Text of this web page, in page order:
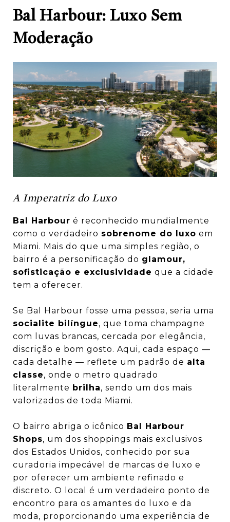
Bal Harbour: Luxo Sem
Moderação
A Imperatriz do Luxo
Bal Harbour é reconhecido mundialmente
como o verdadeiro sobrenome do luxo em
Miami. Mais do que uma simples região, o
bairro é a personificação do glamour,
sofisticação e exclusividade que a cidade
tem a oferecer.
Se Bal Harbour fosse uma pessoa, seria uma
socialite bilíngue, que toma champagne
com luvas brancas, cercada por elegância,
discrição e bom gosto. Aqui, cada espaço —
cada detalhe — reflete um padrão de alta
classe, onde o metro quadrado
literalmente brilha, sendo um dos mais
valorizados de toda Miami.
O bairro abriga o icônico Bal Harbour
Shops, um dos shoppings mais exclusivos
dos Estados Unidos, conhecido por sua
curadoria impecável de marcas de luxo e
por oferecer um ambiente refinado e
discreto. O local é um verdadeiro ponto de
encontro para os amantes do luxo e da
moda, proporcionando uma experiência de